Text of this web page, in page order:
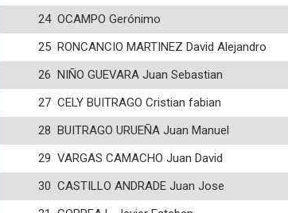
24 OCAMPO Gerónimo
25 RONCANCIO MARTINEZ David Alejandro
26 NIÑO GUEVARA Juan Sebastian
27 CELY BUITRAGO Cristian fabian
28 BUITRAGO URUEÑA Juan Manuel
29 VARGAS CAMACHO Juan David
30 CASTILLO ANDRADE Juan Jose